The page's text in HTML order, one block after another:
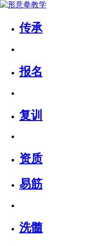
传承
报名
复训
资质
易筋
洗髓